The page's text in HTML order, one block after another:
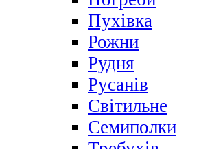
Пухівка
Рожни
Рудня
Русанів
Світильне
Семиполки